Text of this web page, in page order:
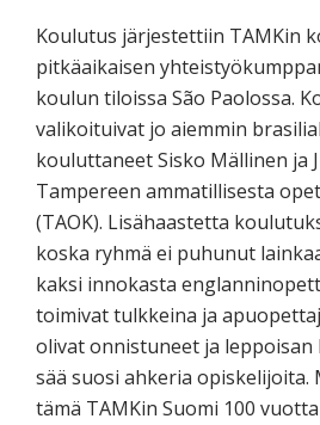
Koulutus järjestettiin TAMKin
pitkäaikaisen
koulun tiloissa São Paolossa.
valikoituivat jo aiemmin
kouluttaneet Sisko Mällinen ja
Tampereen ammatillisesta
(TAOK). Lisähaastetta
koska ryhmä ei puhunut
kaksi innokasta
toimivat tulkkeina ja
olivat onnistuneet ja leppoisan
sää suosi ahkeria opiskelijoita.
tämä TAMKin Suomi 100